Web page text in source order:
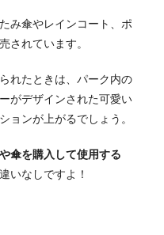
み傘やレインコート、ポ
されています。
れたときは、パーク内の
がデザインされた可愛い
ョンが上がるでしょう。
傘を購入して使用する
いなしですよ！